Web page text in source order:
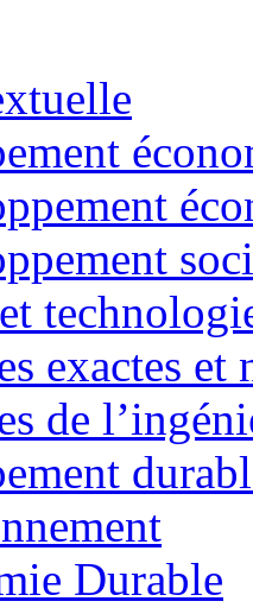
exactes et
de
Durable